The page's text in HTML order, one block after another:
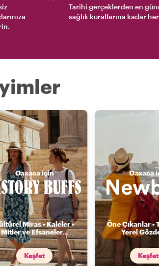
Tarihi gerçeklerden en
sağlık kurallarına kadar
Oaxaca için
Miras • Kaleler •
Mitler ve Efsaneler...
Keşfet
Oaxaca
Öne Çıkanlar •
Yerel
Keşfet